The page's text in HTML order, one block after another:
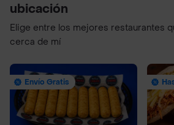
ubicación
Elige entre los mejores restaurantes
cerca de mí
Envío Gratis